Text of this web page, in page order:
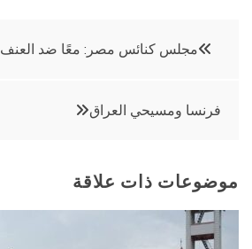
تصفّح
مجلس كنائس مصر: معًا ضد العنف
فرنسا ومسيحي العراق
موضوعات ذات علاقة